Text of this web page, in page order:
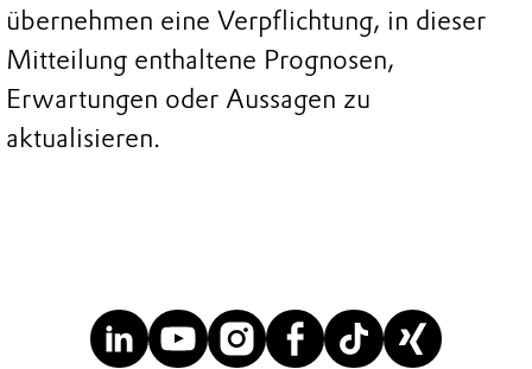
übernehmen eine Verpflichtung, in dieser
Mitteilung enthaltene Prognosen,
Erwartungen oder Aussagen zu
aktualisieren.